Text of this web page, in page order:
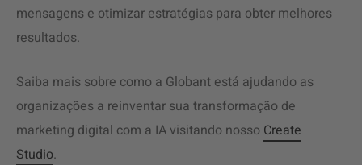
mensagens e otimizar estratégias para obter melhores
resultados.
Saiba mais sobre como a Globant está ajudando as
organizações a reinventar sua transformação de
marketing digital com a IA visitando nosso Create
Studio.